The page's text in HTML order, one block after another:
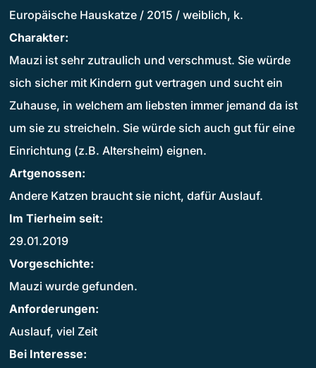
Europäische Hauskatze / 2015 / weiblich, k.
Charakter:
Mauzi ist sehr zutraulich und verschmust. Sie würde
sich sicher mit Kindern gut vertragen und sucht ein
Zuhause, in welchem am liebsten immer jemand da ist
um sie zu streicheln. Sie würde sich auch gut für eine
Einrichtung (z.B. Altersheim) eignen.
Artgenossen:
Andere Katzen braucht sie nicht, dafür Auslauf.
Im Tierheim seit:
29.01.2019
Vorgeschichte:
Mauzi wurde gefunden.
Anforderungen:
Auslauf, viel Zeit
Bei Interesse: